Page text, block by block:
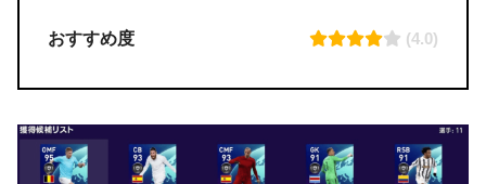
おすすめ度 (4.0)